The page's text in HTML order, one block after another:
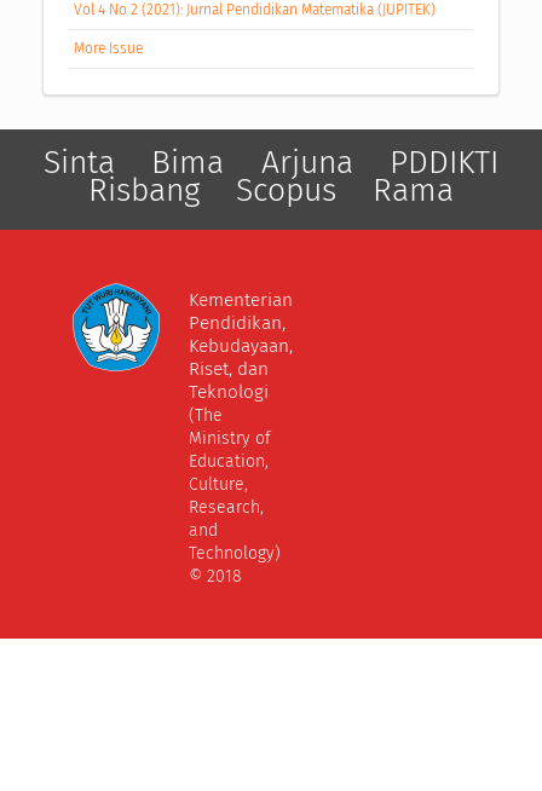
Vol 4 No 2 (2021): Jurnal Pendidikan Matematika (JUPITEK)
More Issue
Sinta Bima Arjuna PDDIKTI
Risbang Scopus Rama
Kementerian
Pendidikan,
Kebudayaan,
Riset, dan
Teknologi
(The
Ministry of
Education,
Culture,
Research,
and
Technology)
© 2018